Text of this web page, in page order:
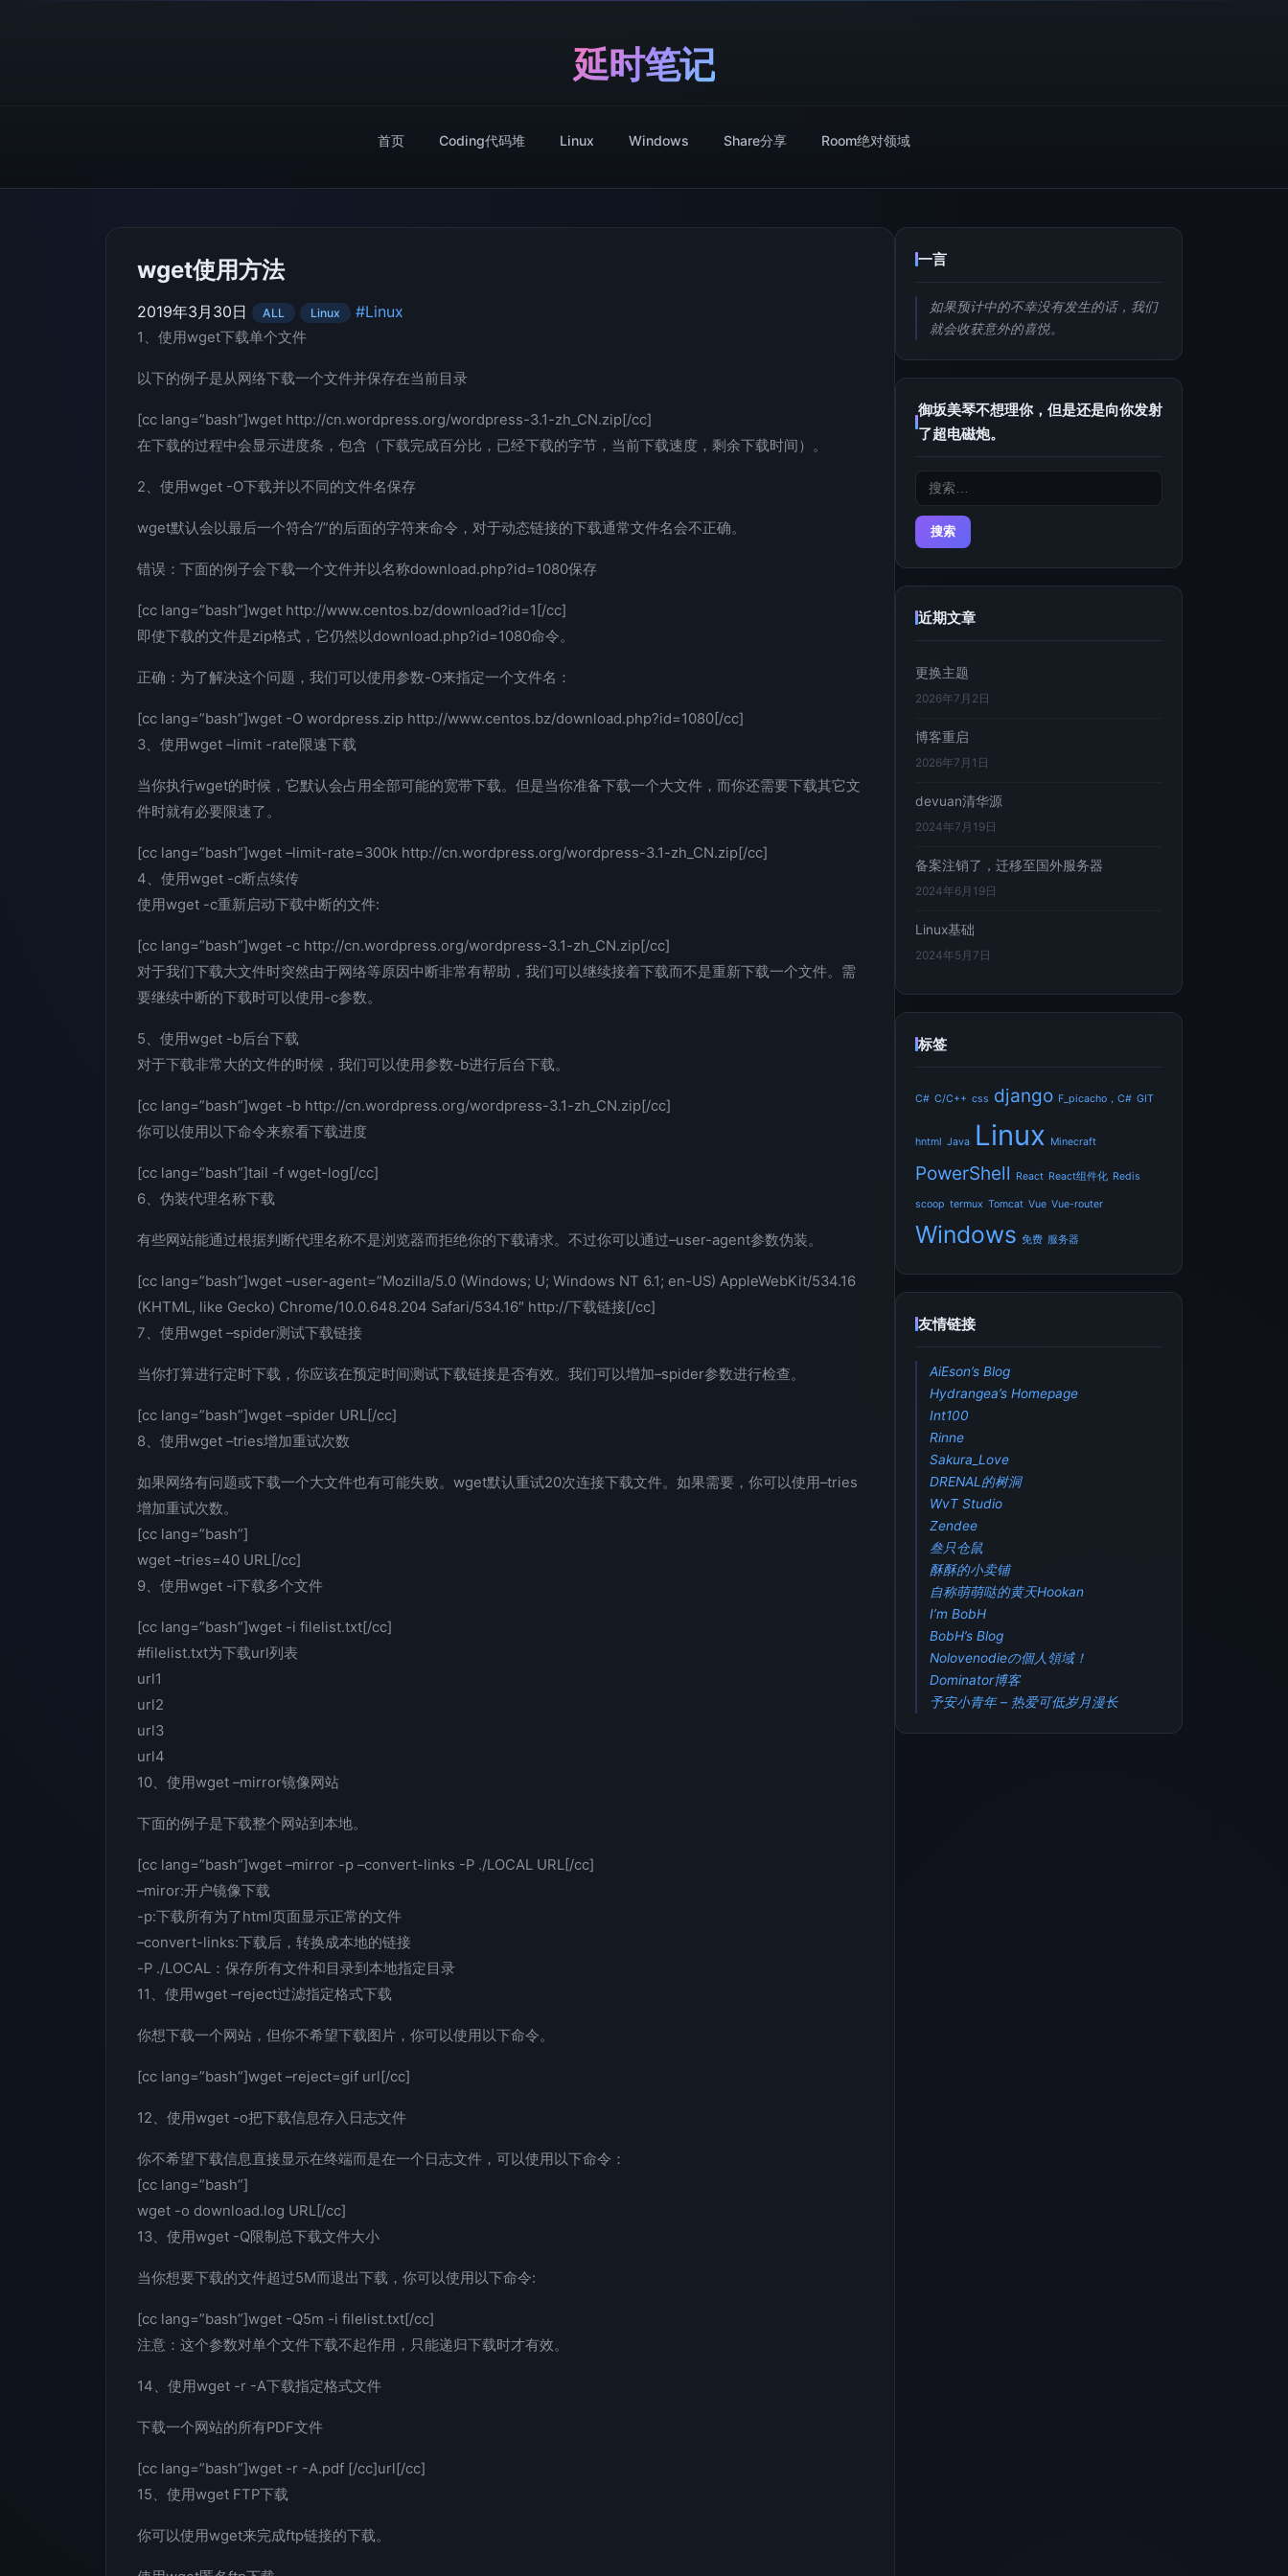
延时笔记
首页 Coding代码堆 Linux Windows Share分享 Room绝对领域
wget使用方法
2019年3月30日 ALL Linux #Linux
1、使用wget下载单个文件
以下的例子是从网络下载一个文件并保存在当前目录
[cc lang=”bash”]wget http://cn.wordpress.org/wordpress-3.1-zh_CN.zip[/cc]
在下载的过程中会显示进度条，包含（下载完成百分比，已经下载的字节，当前下载速度，剩余下载时间）。
2、使用wget -O下载并以不同的文件名保存
wget默认会以最后一个符合”/”的后面的字符来命令，对于动态链接的下载通常文件名会不正确。
错误：下面的例子会下载一个文件并以名称download.php?id=1080保存
[cc lang=”bash”]wget http://www.centos.bz/download?id=1[/cc]
即使下载的文件是zip格式，它仍然以download.php?id=1080命令。
正确：为了解决这个问题，我们可以使用参数-O来指定一个文件名：
[cc lang=”bash”]wget -O wordpress.zip http://www.centos.bz/download.php?id=1080[/cc]
3、使用wget –limit -rate限速下载
当你执行wget的时候，它默认会占用全部可能的宽带下载。但是当你准备下载一个大文件，而你还需要下载其它文
件时就有必要限速了。
[cc lang=”bash”]wget –limit-rate=300k http://cn.wordpress.org/wordpress-3.1-zh_CN.zip[/cc]
4、使用wget -c断点续传
使用wget -c重新启动下载中断的文件:
[cc lang=”bash”]wget -c http://cn.wordpress.org/wordpress-3.1-zh_CN.zip[/cc]
对于我们下载大文件时突然由于网络等原因中断非常有帮助，我们可以继续接着下载而不是重新下载一个文件。需
要继续中断的下载时可以使用-c参数。
5、使用wget -b后台下载
对于下载非常大的文件的时候，我们可以使用参数-b进行后台下载。
[cc lang=”bash”]wget -b http://cn.wordpress.org/wordpress-3.1-zh_CN.zip[/cc]
你可以使用以下命令来察看下载进度
[cc lang=”bash”]tail -f wget-log[/cc]
6、伪装代理名称下载
有些网站能通过根据判断代理名称不是浏览器而拒绝你的下载请求。不过你可以通过–user-agent参数伪装。
[cc lang=”bash”]wget –user-agent=”Mozilla/5.0 (Windows; U; Windows NT 6.1; en-US) AppleWebKit/534.16
(KHTML, like Gecko) Chrome/10.0.648.204 Safari/534.16″ http://下载链接[/cc]
7、使用wget –spider测试下载链接
当你打算进行定时下载，你应该在预定时间测试下载链接是否有效。我们可以增加–spider参数进行检查。
[cc lang=”bash”]wget –spider URL[/cc]
8、使用wget –tries增加重试次数
如果网络有问题或下载一个大文件也有可能失败。wget默认重试20次连接下载文件。如果需要，你可以使用–tries
增加重试次数。
[cc lang=”bash”]
wget –tries=40 URL[/cc]
9、使用wget -i下载多个文件
[cc lang=”bash”]wget -i filelist.txt[/cc]
#filelist.txt为下载url列表
url1
url2
url3
url4
10、使用wget –mirror镜像网站
下面的例子是下载整个网站到本地。
[cc lang=”bash”]wget –mirror -p –convert-links -P ./LOCAL URL[/cc]
–miror:开户镜像下载
-p:下载所有为了html页面显示正常的文件
–convert-links:下载后，转换成本地的链接
-P ./LOCAL：保存所有文件和目录到本地指定目录
11、使用wget –reject过滤指定格式下载
你想下载一个网站，但你不希望下载图片，你可以使用以下命令。
[cc lang=”bash”]wget –reject=gif url[/cc]
12、使用wget -o把下载信息存入日志文件
你不希望下载信息直接显示在终端而是在一个日志文件，可以使用以下命令：
[cc lang=”bash”]
wget -o download.log URL[/cc]
13、使用wget -Q限制总下载文件大小
当你想要下载的文件超过5M而退出下载，你可以使用以下命令:
[cc lang=”bash”]wget -Q5m -i filelist.txt[/cc]
注意：这个参数对单个文件下载不起作用，只能递归下载时才有效。
14、使用wget -r -A下载指定格式文件
下载一个网站的所有PDF文件
[cc lang=”bash”]wget -r -A.pdf [/cc]url[/cc]
15、使用wget FTP下载
你可以使用wget来完成ftp链接的下载。
一言
如果预计中的不幸没有发生的话，我们
就会收获意外的喜悦。
御坂美琴不想理你，但是还是向你发射
了超电磁炮。
搜
近期文章
更换主题
2026年7月2日
博客重启
2026年7月1日
devuan清华源
2024年7月19日
备案注销了，迁移至国外服务器
2024年6月19日
Linux基础
2024年5月7日
标签
C# C/C++ css django F_picacho，C# GIT
hntml Java Linux Minecraft
PowerShell React React组件化 Redis
scoop termux Tomcat Vue Vue-router
Windows 免费 服务器
友情链接
AiEson’s Blog
Hydrangea’s Homepage
Int100
Rinne
Sakura_Love
DRENAL的树洞
WvT Studio
Zendee
叁只仓鼠
酥酥的小卖铺
自称萌萌哒的黄天Hookan
I’m BobH
BobH’s Blog
Nolovenodieの個人領域！
Dominator博客
予安小青年 – 热爱可低岁月漫长